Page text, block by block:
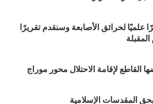
علميًا لحرائق الأصابعة وسنقدم تقريرًا
القاطع لإقامة الاحتلال محور موراج
بحق المقدسات الإسلامية